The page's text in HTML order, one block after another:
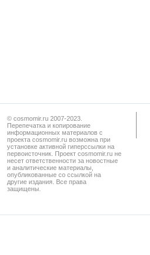
© cosmomir.ru 2007-2023.
Перепечатка и копирование
информационных материалов с
проекта cosmomir.ru возможна при
установке активной гиперссылки на
первоисточник. Проект cosmomir.ru не
несет ответственности за новостные
и аналитические материалы,
опубликованные со ссылкой на
другие издания. Все права
защищены.